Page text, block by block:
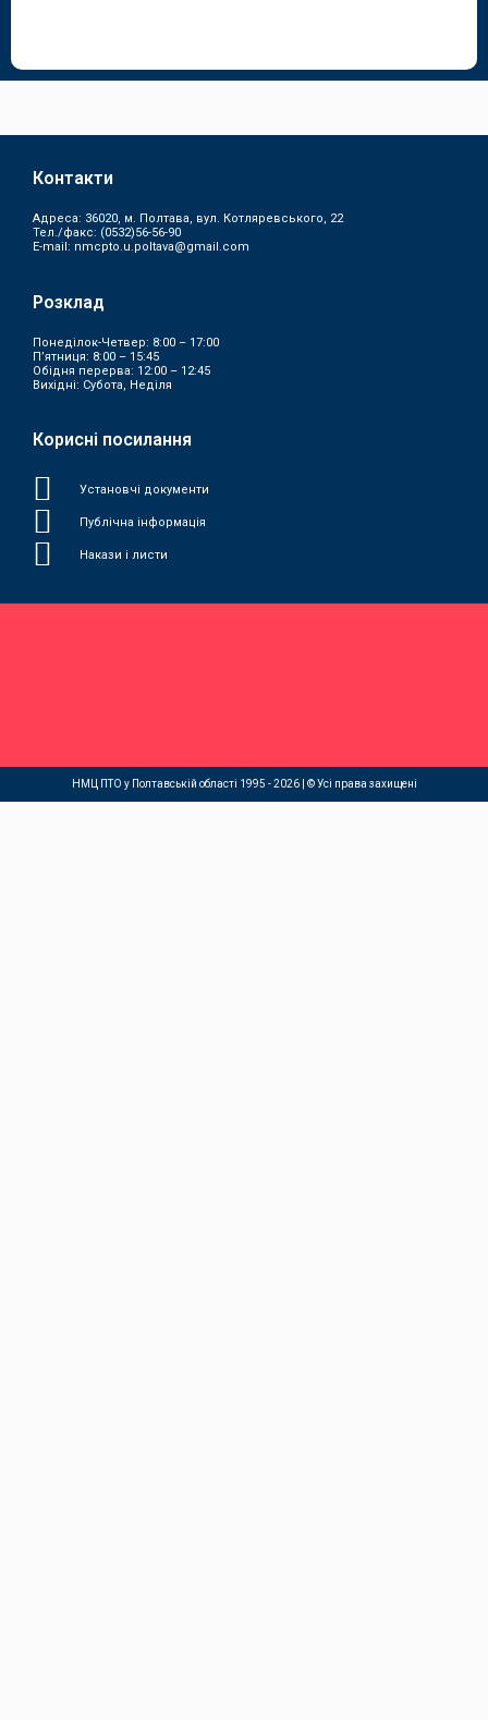
Контакти
Адреса: 36020, м. Полтава, вул. Котляревського, 22
Тел./факс: (0532)56-56-90
E-mail: nmcpto.u.poltava@gmail.com
Розклад
Понеділок-Четвер: 8:00 – 17:00
П’ятниця: 8:00 – 15:45
Обідня перерва: 12:00 – 12:45
Вихідні: Субота, Неділя
Корисні посилання
Установчі документи
Публічна інформація
Накази і листи
НМЦ ПТО у Полтавській області 1995 - 2026 | © Усі права захищені